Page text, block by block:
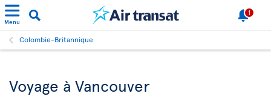
Menu
1
Colombie-Britannique
Voyage à Vancouver